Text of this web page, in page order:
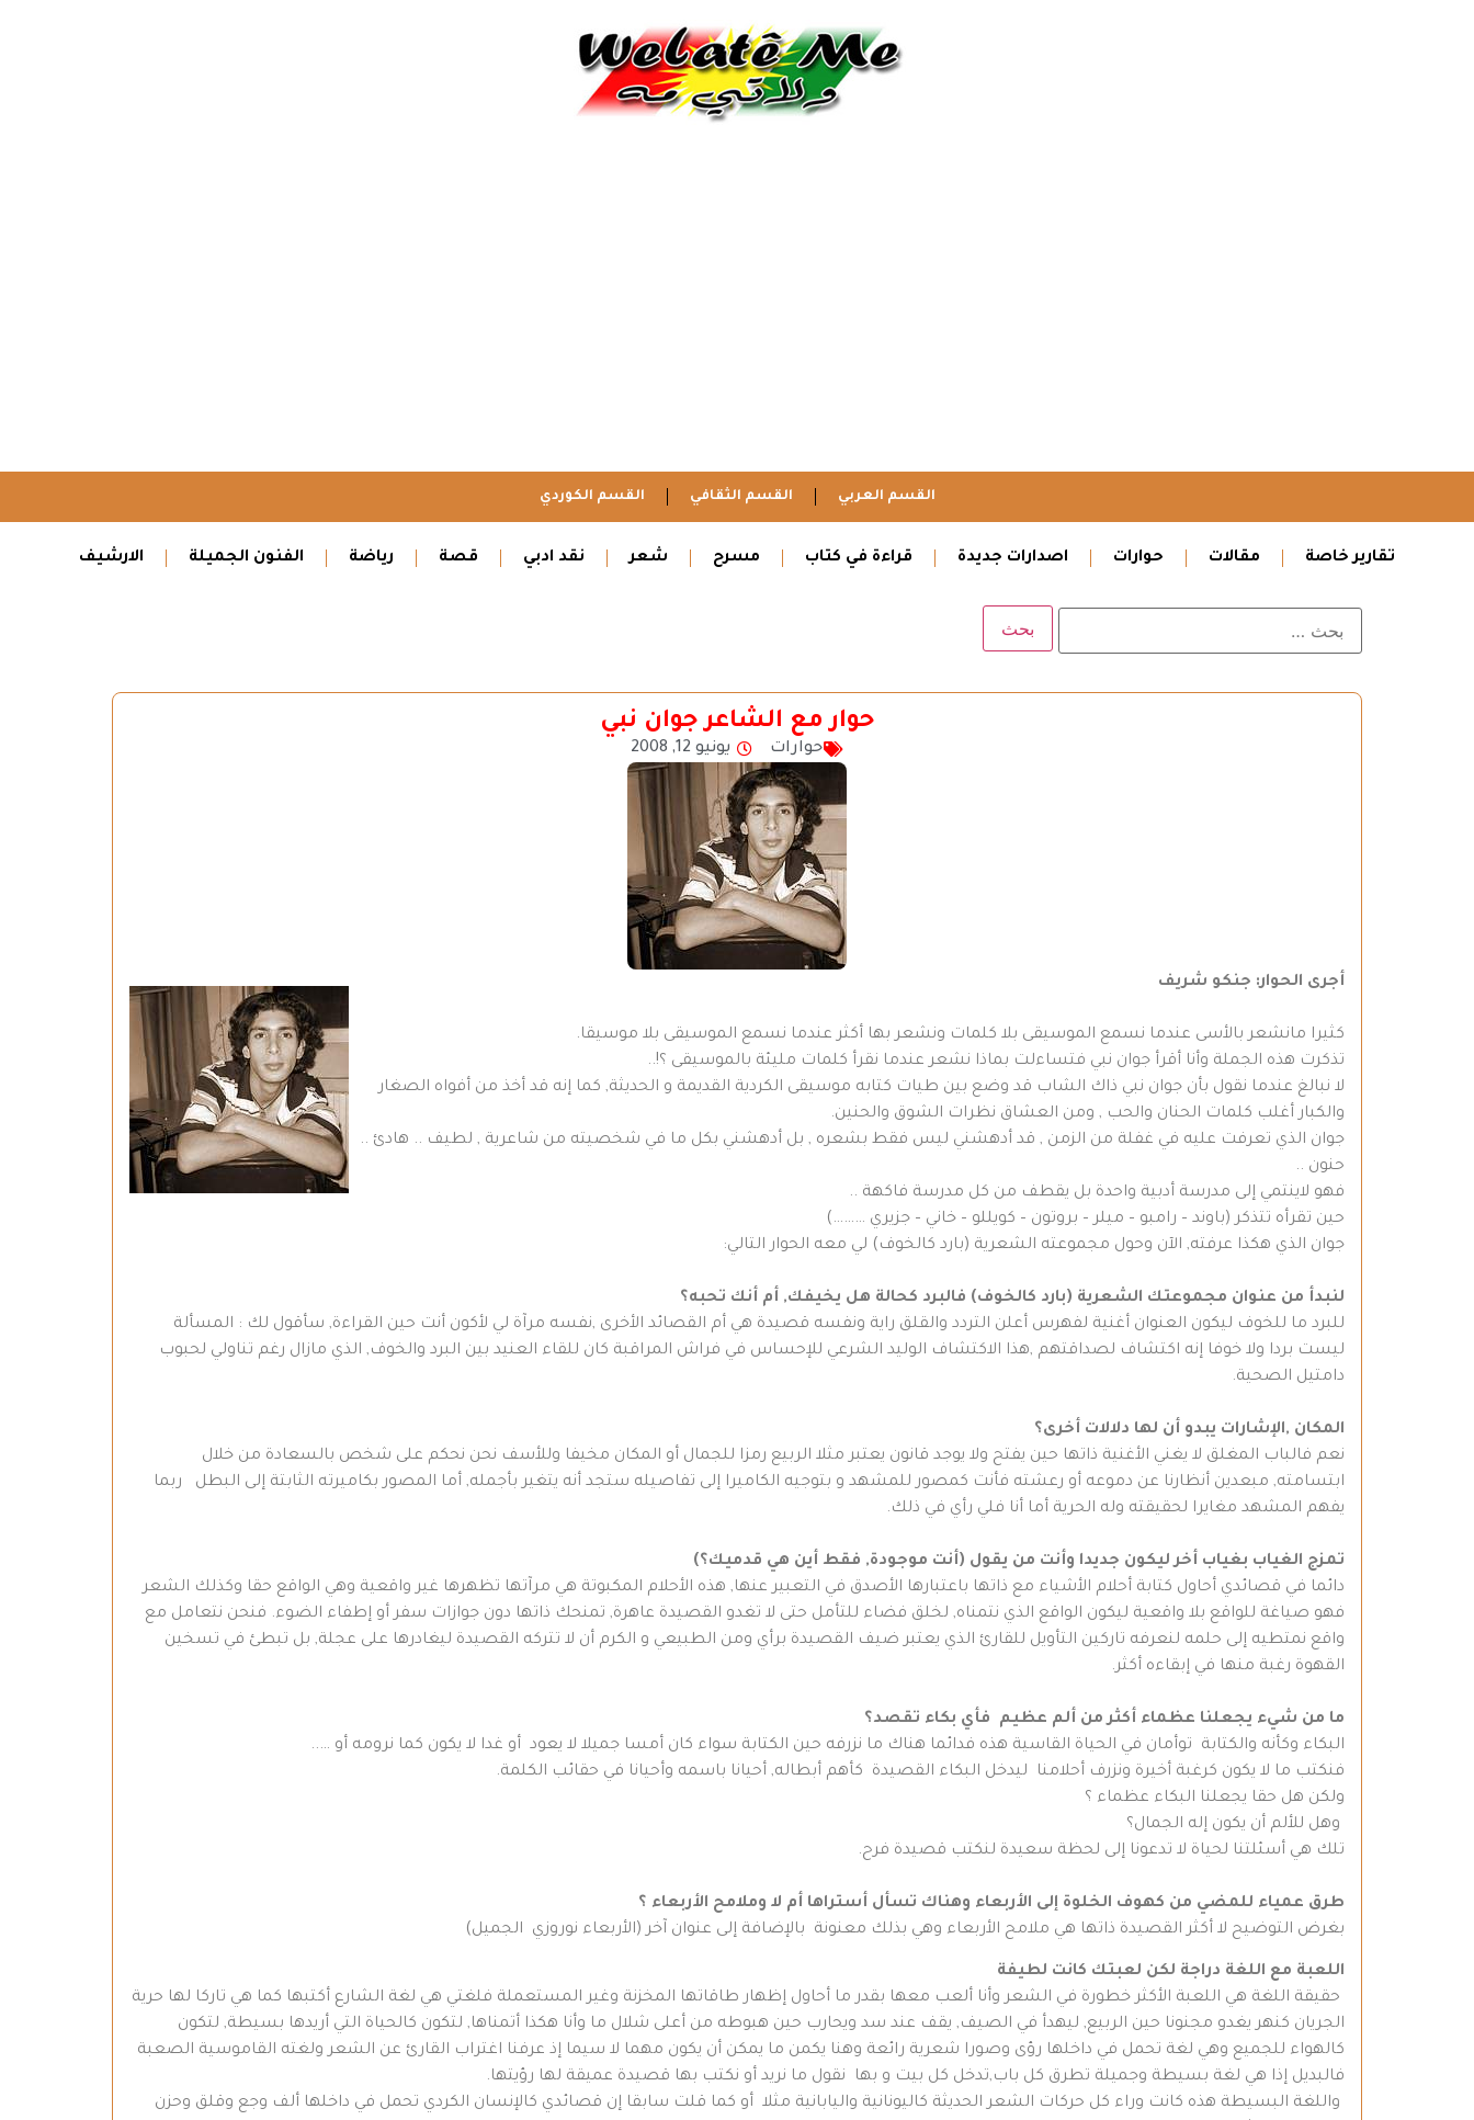
القسم العربي القسم الثقافي القسم الكوردي
تقارير خاصة مقالات حوارات اصدارات جديدة قراءة في كتاب مسرح شعر نقد ادبي قصة رياضة الفنون الجميلة الارشيف
حوار مع الشاعر جوان نبي
حوارات يونيو 12, 2008
أجرى الحوار: جنكو شريف
كثيرا مانشعر بالأسى عندما نسمع الموسيقى بلا كلمات ونشعر بها أكثر عندما نسمع الموسيقى بلا موسيقا.
تذكرت هذه الجملة وأنا أقرأ جوان نبي فتساءلت بماذا نشعر عندما نقرأ كلمات مليئة بالموسيقى ؟!..
لا نبالغ عندما نقول بأن جوان نبي ذاك الشاب قد وضع بين طيات كتابه موسيقى الكردية القديمة و الحديثة, كما إنه قد أخذ من أفواه الصغار
والكبار أغلب كلمات الحنان والحب , ومن العشاق نظرات الشوق والحنين.
جوان الذي تعرفت عليه في غفلة من الزمن , قد أدهشني ليس فقط بشعره , بل أدهشني بكل ما في شخصيته من شاعرية , لطيف .. هادئ ..
حنون ..
فهو لاينتمي إلى مدرسة أدبية واحدة بل يقطف من كل مدرسة فاكهة ..
حين تقرأه تتذكر (باوند – رامبو – ميلر – بروتون – كويللو – خاني – جزيري ………)
جوان الذي هكذا عرفته, الآن وحول مجموعته الشعرية (بارد كالخوف) لي معه الحوار التالي:
لنبدأ من عنوان مجموعتك الشعرية (بارد كالخوف) فالبرد كحالة هل يخيفك, أم أنك تحبه؟
للبرد ما للخوف ليكون العنوان أغنية لفهرس أعلن التردد والقلق راية ونفسه قصيدة هي أم القصائد الأخرى ,نفسه مرآة لي لأكون أنت حين القراءة, سأقول لك : المسألة
ليست بردا ولا خوفا إنه اكتشاف لصداقتهم ,هذا الاكتشاف الوليد الشرعي للإحساس في فراش المراقبة كان للقاء العنيد بين البرد والخوف, الذي مازال رغم تناولي لحبوب
دامتيل الصحية.
المكان ,الإشارات يبدو أن لها دلالات أخرى؟
نعم فالباب المغلق لا يغني الأغنية ذاتها حين يفتح ولا يوجد قانون يعتبر مثلا الربيع رمزا للجمال أو المكان مخيفا وللأسف نحن نحكم على شخص بالسعادة من خلال
ابتسامته, مبعدين أنظارنا عن دموعه أو رعشته فأنت كمصور للمشهد و بتوجيه الكاميرا إلى تفاصيله ستجد أنه يتغير بأجمله, أما المصور بكاميرته الثابتة إلى البطل ربما
يفهم المشهد مغايرا لحقيقته وله الحرية أما أنا فلي رأي في ذلك.
تمزج الغياب بغياب أخر ليكون جديدا وأنت من يقول (أنت موجودة, فقط أين هي قدميك؟)
دائما في قصائدي أحاول كتابة أحلام الأشياء مع ذاتها باعتبارها الأصدق في التعبير عنها, هذه الأحلام المكبوتة هي مرآتها تظهرها غير واقعية وهي الواقع حقا وكذلك الشعر
فهو صياغة للواقع بلا واقعية ليكون الواقع الذي نتمناه, لخلق فضاء للتأمل حتى لا تغدو القصيدة عاهرة, تمنحك ذاتها دون جوازات سفر أو إطفاء الضوء. فنحن نتعامل مع
واقع نمتطيه إلى حلمه لنعرفه تاركين التأويل للقارئ الذي يعتبر ضيف القصيدة برأي ومن الطبيعي و الكرم أن لا تتركه القصيدة ليغادرها على عجلة, بل تبطئ في تسخين
القهوة رغبة منها في إبقاءه أكثر.
ما من شيء يجعلنا عظماء أكثر من ألم عظيم فأي بكاء تقصد؟
البكاء وكأنه والكتابة توأمان في الحياة القاسية هذه فدائما هناك ما نزرفه حين الكتابة سواء كان أمسا جميلا لا يعود أو غدا لا يكون كما نرومه أو …..
فنكتب ما لا يكون كرغبة أخيرة ونزرف أحلامنا ليدخل البكاء القصيدة كأهم أبطاله, أحيانا باسمه وأحيانا في حقائب الكلمة.
ولكن هل حقا يجعلنا البكاء عظماء ؟
وهل للألم أن يكون إله الجمال؟
تلك هي أسئلتنا لحياة لا تدعونا إلى لحظة سعيدة لنكتب قصيدة فرح.
طرق عمياء للمضي من كهوف الخلوة إلى الأربعاء وهناك تسأل أستراها أم لا وملامح الأربعاء ؟
بغرض التوضيح لا أكثر القصيدة ذاتها هي ملامح الأربعاء وهي بذلك معنونة بالإضافة إلى عنوان آخر (الأربعاء نوروزي الجميل)
اللعبة مع اللغة دراجة لكن لعبتك كانت لطيفة
حقيقة اللغة هي اللعبة الأكثر خطورة في الشعر وأنا ألعب معها بقدر ما أحاول إظهار طاقاتها المخزنة وغير المستعملة فلغتي هي لغة الشارع أكتبها كما هي تاركا لها حرية
الجريان كنهر يغدو مجنونا حين الربيع, ليهدأ في الصيف, يقف عند سد ويحارب حين هبوطه من أعلى شلال ما وأنا هكذا أتمناها, لتكون كالحياة التي أريدها بسيطة, لتكون
كالهواء للجميع وهي لغة تحمل في داخلها رؤى وصورا شعرية رائعة وهنا يكمن ما يمكن أن يكون مهما لا سيما إذ عرفنا اغتراب القارئ عن الشعر ولغته القاموسية الصعبة
فالبديل إذا هي لغة بسيطة وجميلة تطرق كل باب,تدخل كل بيت و بها نقول ما نريد أو نكتب بها قصيدة عميقة لها رؤيتها.
واللغة البسيطة هذه كانت وراء كل حركات الشعر الحديثة كاليونانية واليابانية مثلا أو كما قلت سابقا إن قصائدي كالإنسان الكردي تحمل في داخلها ألف وجع وقلق وحزن